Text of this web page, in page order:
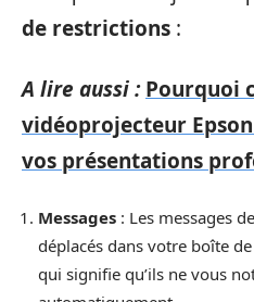
de restrictions :
A lire aussi : Pourquoi
vidéoprojecteur
vos présentations
Messages : Les messages
déplacés dans votre boîte
qui signifie qu’ils ne vous